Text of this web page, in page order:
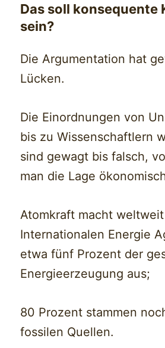
Das soll konsequente
sein?
Die Argumentation hat
Lücken.
Die Einordnungen von
bis zu Wissenschaftlern
sind gewagt bis falsch,
man die Lage
Atomkraft macht
Internationalen Energie
etwa fünf Prozent der
Energieerzeugung aus;
80 Prozent stammen
fossilen Quellen.